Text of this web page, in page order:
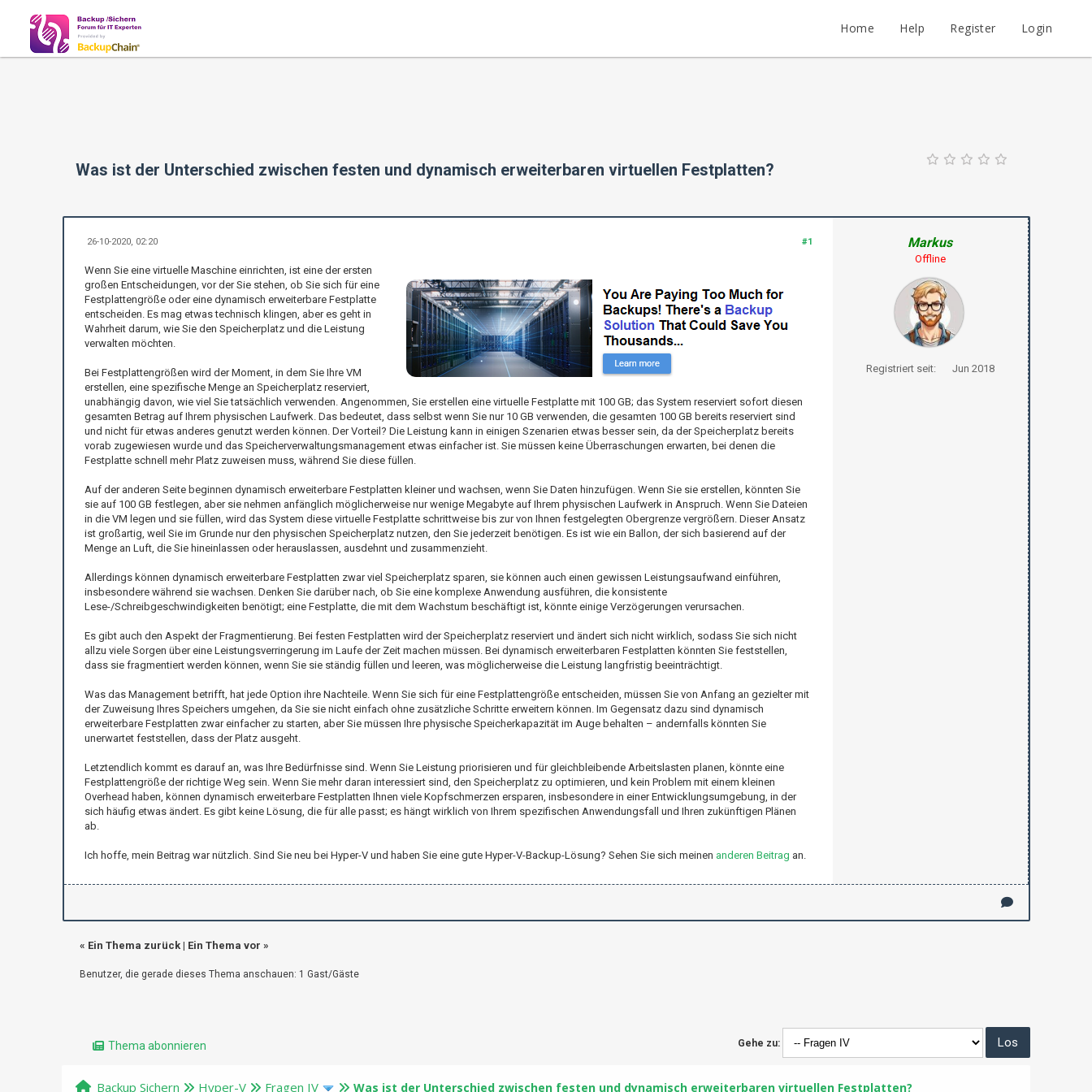
Home Help Register Login
Was ist der Unterschied zwischen festen und dynamisch erweiterbaren virtuellen Festplatten?
#1
26-10-2020, 02:20
Wenn Sie eine virtuelle Maschine einrichten, ist eine der ersten
großen Entscheidungen, vor der Sie stehen, ob Sie sich für eine
Festplattengröße oder eine dynamisch erweiterbare Festplatte
entscheiden. Es mag etwas technisch klingen, aber es geht in
Wahrheit darum, wie Sie den Speicherplatz und die Leistung
verwalten möchten.
Bei Festplattengrößen wird der Moment, in dem Sie Ihre VM
erstellen, eine spezifische Menge an Speicherplatz reserviert,
unabhängig davon, wie viel Sie tatsächlich verwenden. Angenommen, Sie erstellen eine virtuelle Festplatte mit 100 GB; das System reserviert sofort diesen
gesamten Betrag auf Ihrem physischen Laufwerk. Das bedeutet, dass selbst wenn Sie nur 10 GB verwenden, die gesamten 100 GB bereits reserviert sind
und nicht für etwas anderes genutzt werden können. Der Vorteil? Die Leistung kann in einigen Szenarien etwas besser sein, da der Speicherplatz bereits
vorab zugewiesen wurde und das Speicherverwaltungsmanagement etwas einfacher ist. Sie müssen keine Überraschungen erwarten, bei denen die
Festplatte schnell mehr Platz zuweisen muss, während Sie diese füllen.
Auf der anderen Seite beginnen dynamisch erweiterbare Festplatten kleiner und wachsen, wenn Sie Daten hinzufügen. Wenn Sie sie erstellen, könnten Sie
sie auf 100 GB festlegen, aber sie nehmen anfänglich möglicherweise nur wenige Megabyte auf Ihrem physischen Laufwerk in Anspruch. Wenn Sie Dateien
in die VM legen und sie füllen, wird das System diese virtuelle Festplatte schrittweise bis zur von Ihnen festgelegten Obergrenze vergrößern. Dieser Ansatz
ist großartig, weil Sie im Grunde nur den physischen Speicherplatz nutzen, den Sie jederzeit benötigen. Es ist wie ein Ballon, der sich basierend auf der
Menge an Luft, die Sie hineinlassen oder herauslassen, ausdehnt und zusammenzieht.
Allerdings können dynamisch erweiterbare Festplatten zwar viel Speicherplatz sparen, sie können auch einen gewissen Leistungsaufwand einführen,
insbesondere während sie wachsen. Denken Sie darüber nach, ob Sie eine komplexe Anwendung ausführen, die konsistente
Lese-/Schreibgeschwindigkeiten benötigt; eine Festplatte, die mit dem Wachstum beschäftigt ist, könnte einige Verzögerungen verursachen.
Es gibt auch den Aspekt der Fragmentierung. Bei festen Festplatten wird der Speicherplatz reserviert und ändert sich nicht wirklich, sodass Sie sich nicht
allzu viele Sorgen über eine Leistungsverringerung im Laufe der Zeit machen müssen. Bei dynamisch erweiterbaren Festplatten könnten Sie feststellen,
dass sie fragmentiert werden können, wenn Sie sie ständig füllen und leeren, was möglicherweise die Leistung langfristig beeinträchtigt.
Was das Management betrifft, hat jede Option ihre Nachteile. Wenn Sie sich für eine Festplattengröße entscheiden, müssen Sie von Anfang an gezielter mit
der Zuweisung Ihres Speichers umgehen, da Sie sie nicht einfach ohne zusätzliche Schritte erweitern können. Im Gegensatz dazu sind dynamisch
erweiterbare Festplatten zwar einfacher zu starten, aber Sie müssen Ihre physische Speicherkapazität im Auge behalten – andernfalls könnten Sie
unerwartet feststellen, dass der Platz ausgeht.
Letztendlich kommt es darauf an, was Ihre Bedürfnisse sind. Wenn Sie Leistung priorisieren und für gleichbleibende Arbeitslasten planen, könnte eine
Festplattengröße der richtige Weg sein. Wenn Sie mehr daran interessiert sind, den Speicherplatz zu optimieren, und kein Problem mit einem kleinen
Overhead haben, können dynamisch erweiterbare Festplatten Ihnen viele Kopfschmerzen ersparen, insbesondere in einer Entwicklungsumgebung, in der
sich häufig etwas ändert. Es gibt keine Lösung, die für alle passt; es hängt wirklich von Ihrem spezifischen Anwendungsfall und Ihren zukünftigen Plänen
ab.
Ich hoffe, mein Beitrag war nützlich. Sind Sie neu bei Hyper-V und haben Sie eine gute Hyper-V-Backup-Lösung? Sehen Sie sich meinen anderen Beitrag an.
Markus
Offline
Registriert seit: Jun 2018
« Ein Thema zurück| Ein Thema vor »
Benutzer, die gerade dieses Thema anschauen: 1 Gast/Gäste
Thema abonnieren Gehe zu:
Backup Sichern Hyper-V Fragen IV Was ist der Unterschied zwischen festen und dynamisch erweiterbaren virtuellen Festplatten?